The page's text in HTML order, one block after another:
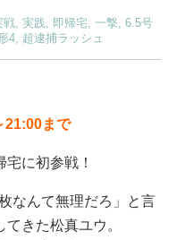
戦, 実践 即帰宅 一撃, 6.5号
4, 超逮捕ラッシュ
21:00まで
に初参戦！
なんて無理だろ」と言
きた松真ユウ。